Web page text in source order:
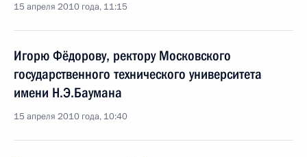
15 апреля 2010 года, 11:15
Игорю Фёдорову, ректору Московского
государственного технического университета
имени Н.Э.Баумана
15 апреля 2010 года, 10:40